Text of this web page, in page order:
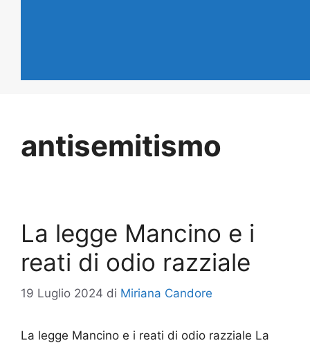
antisemitismo
La legge Mancino e i
reati di odio razziale
19 Luglio 2024 di Miriana Candore
La legge Mancino e i reati di odio razziale La